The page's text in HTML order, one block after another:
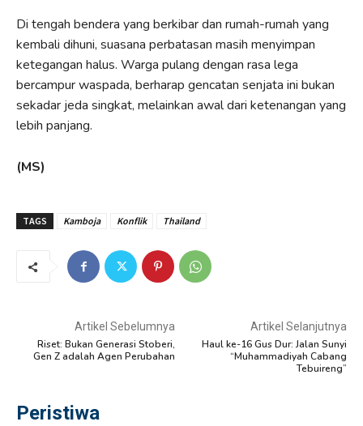
Di tengah bendera yang berkibar dan rumah-rumah yang
kembali dihuni, suasana perbatasan masih menyimpan
ketegangan halus. Warga pulang dengan rasa lega
bercampur waspada, berharap gencatan senjata ini bukan
sekadar jeda singkat, melainkan awal dari ketenangan yang
lebih panjang.
(MS)
TAGS Kamboja Konflik Thailand
Artikel Sebelumnya
Riset: Bukan Generasi Stoberi,
Gen Z adalah Agen Perubahan
Artikel Selanjutnya
Haul ke-16 Gus Dur: Jalan Sunyi
“Muhammadiyah Cabang
Tebuireng”
Peristiwa